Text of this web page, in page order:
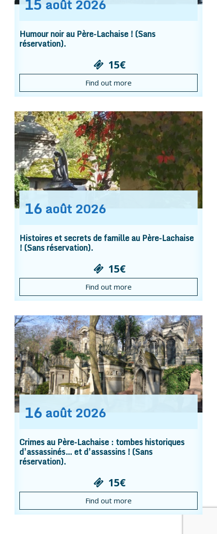
15 août 2026
Humour noir au Père-Lachaise ! (Sans
réservation).
15€
Find out more
16 août 2026
Histoires et secrets de famille au Père-Lachaise
! (Sans réservation).
15€
Find out more
16 août 2026
Crimes au Père-Lachaise : tombes historiques
d’assassinés… et d’assassins ! (Sans
réservation).
15€
Find out more